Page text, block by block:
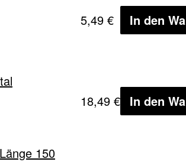
5,49 € In den
18,49 € In den
150